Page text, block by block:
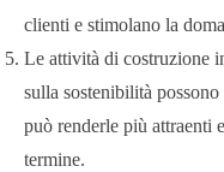
clienti e stimolano la
Le attività di costruzione
sulla sostenibilità
può renderle più attraenti
termine.